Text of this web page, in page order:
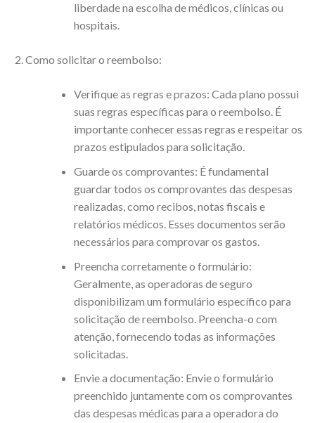
liberdade na escolha de médicos, clínicas ou
hospitais.
Como solicitar o reembolso:
Verifique as regras e prazos: Cada plano possui
suas regras específicas para o reembolso. É
importante conhecer essas regras e respeitar os
prazos estipulados para solicitação.
Guarde os comprovantes: É fundamental
guardar todos os comprovantes das despesas
realizadas, como recibos, notas fiscais e
relatórios médicos. Esses documentos serão
necessários para comprovar os gastos.
Preencha corretamente o formulário:
Geralmente, as operadoras de seguro
disponibilizam um formulário específico para
solicitação de reembolso. Preencha-o com
atenção, fornecendo todas as informações
solicitadas.
Envie a documentação: Envie o formulário
preenchido juntamente com os comprovantes
das despesas médicas para a operadora do